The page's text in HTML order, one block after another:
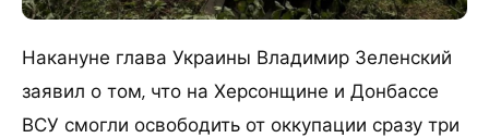
Накануне глава Украины Владимир Зеленский
заявил о том, что на Херсонщине и Донбассе
ВСУ смогли освободить от оккупации сразу три